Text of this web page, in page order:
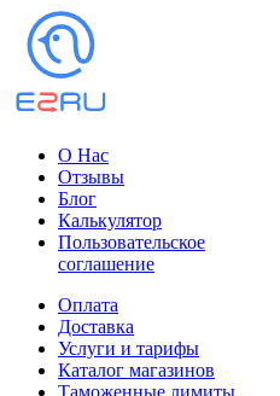
О Нас
Отзывы
Блог
Калькулятор
Пользовательское
соглашение
Оплата
Доставка
Услуги и тарифы
Каталог магазинов
Таможенные лимиты